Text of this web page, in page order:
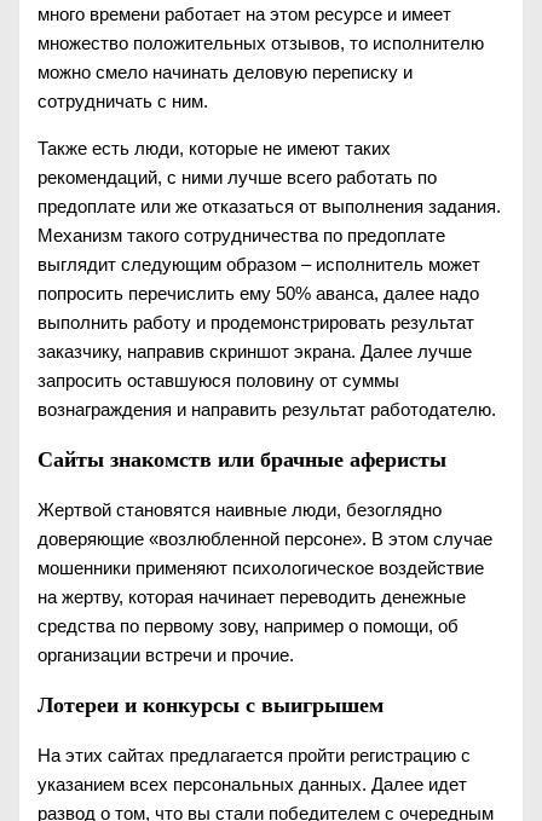
много времени работает на этом ресурсе и имеет
множество положительных отзывов, то исполнителю
можно смело начинать деловую переписку и
сотрудничать с ним.
Также есть люди, которые не имеют таких
рекомендаций, с ними лучше всего работать по
предоплате или же отказаться от выполнения задания.
Механизм такого сотрудничества по предоплате
выглядит следующим образом – исполнитель может
попросить перечислить ему 50% аванса, далее надо
выполнить работу и продемонстрировать результат
заказчику, направив скриншот экрана. Далее лучше
запросить оставшуюся половину от суммы
вознаграждения и направить результат работодателю.
Сайты знакомств или брачные аферисты
Жертвой становятся наивные люди, безоглядно
доверяющие «возлюбленной персоне». В этом случае
мошенники применяют психологическое воздействие
на жертву, которая начинает переводить денежные
средства по первому зову, например о помощи, об
организации встречи и прочие.
Лотереи и конкурсы с выигрышем
На этих сайтах предлагается пройти регистрацию с
указанием всех персональных данных. Далее идет
развод о том, что вы стали победителем с очередным